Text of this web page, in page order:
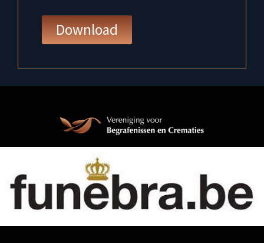
Download